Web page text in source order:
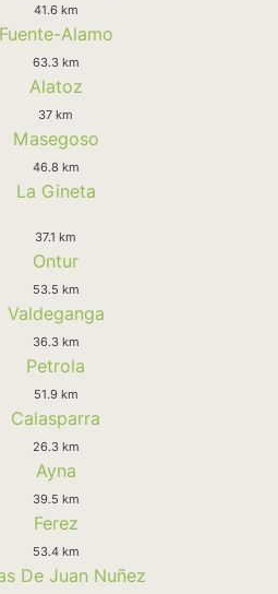
41.6 km
Fuente-Alamo
63.3 km
Alatoz
37 km
Masegoso
46.8 km
La Gineta
37.1 km
Ontur
53.5 km
Valdeganga
36.3 km
Petrola
51.9 km
Calasparra
26.3 km
Ayna
39.5 km
Ferez
53.4 km
De Juan Nuñez